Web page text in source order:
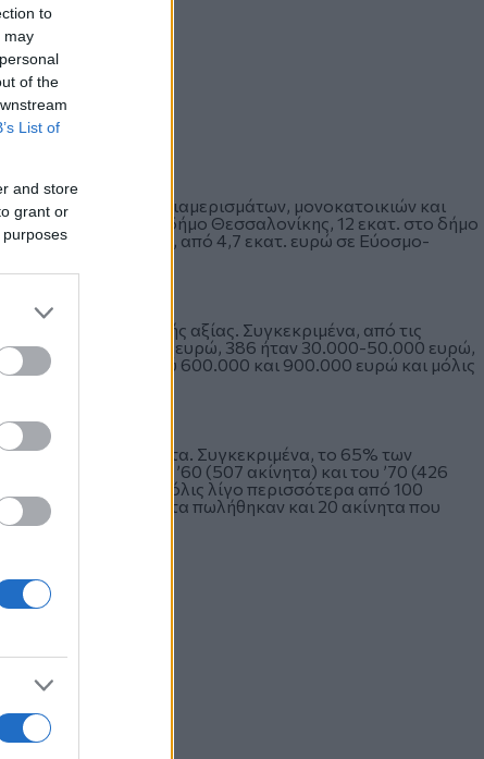
to
may
of the
List of
and store
grant or
αγοραπωλησίες διαμερισμάτων, μονοκατοικιών και
τα 71 εκατ. στο δήμο Θεσσαλονίκης, 12 εκατ. στο δήμο
και Ωραιόκαστρο, από 4,7 εκατ. ευρώ σε Εύοσμο-
ήταν χαμηλής αξίας. Συγκεκριμένα, από τις
50.000 και 100.000 ευρώ, 386 ήταν 30.000-50.000 ευρώ,
ήταν μεταξύ 600.000 και 900.000 ευρώ και μόλις
παλαιά ακίνητα. Συγκεκριμένα, το 65% των
τη δεκαετία του ’60 (507 ακίνητα) και του ’70 (426
του ’50 και μόλις λίγο περισσότερα από 100
Μάλιστα πωλήθηκαν και 20 ακίνητα που
’30!